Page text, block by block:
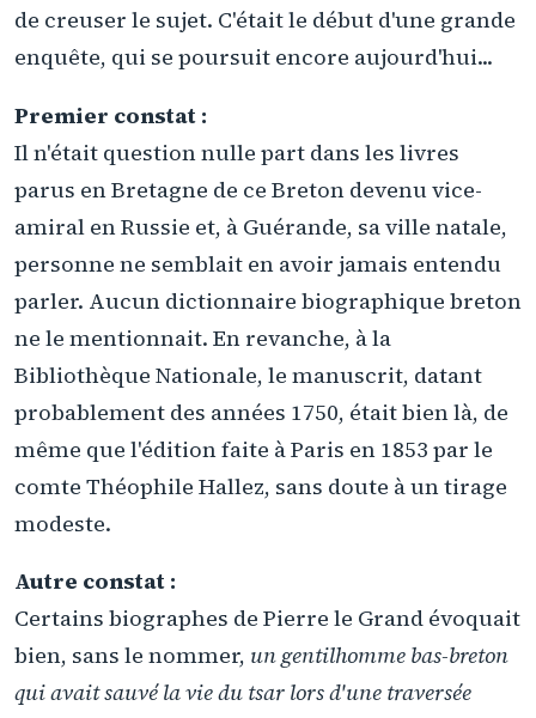
de creuser le sujet. C'était le début d'une grande
enquête, qui se poursuit encore aujourd'hui...
Premier constat :
Il n'était question nulle part dans les livres
parus en Bretagne de ce Breton devenu vice-
amiral en Russie et, à Guérande, sa ville natale,
personne ne semblait en avoir jamais entendu
parler. Aucun dictionnaire biographique breton
ne le mentionnait. En revanche, à la
Bibliothèque Nationale, le manuscrit, datant
probablement des années 1750, était bien là, de
même que l'édition faite à Paris en 1853 par le
comte Théophile Hallez, sans doute à un tirage
modeste.
Autre constat :
Certains biographes de Pierre le Grand évoquait
bien, sans le nommer, un gentilhomme bas-breton
qui avait sauvé la vie du tsar lors d'une traversée